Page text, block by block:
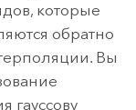
которые
обратно
Вы
гауссову